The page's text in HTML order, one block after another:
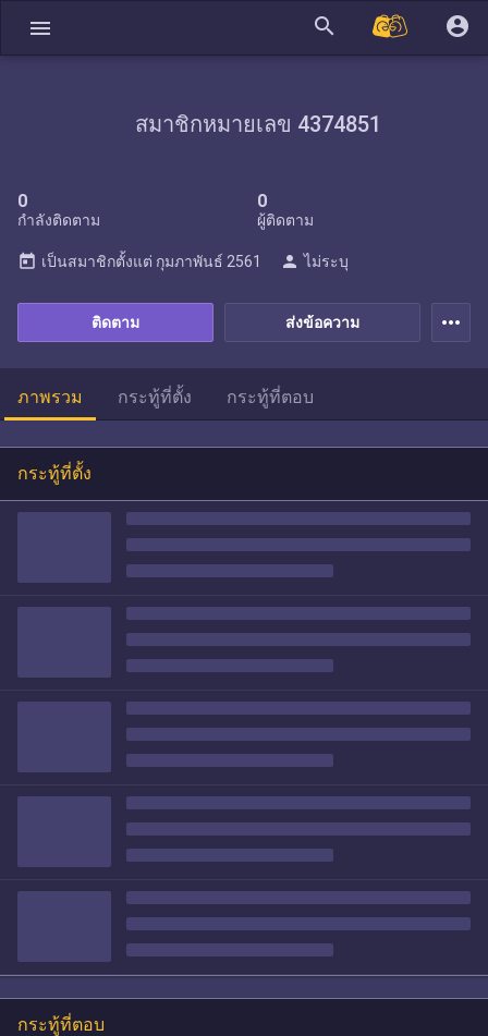
menu search account_circle
สมาชิกหมายเลข 4374851
0
กำลังติดตาม
0
ผู้ติดตาม
ส่งข้อความ
ติดตาม
today เป็นสมาชิกตั้งแต่ กุมภาพันธ์ 2561 person ไม่ระบุ
more_horiz
ภาพรวม กระทู้ที่ตั้ง กระทู้ที่ตอบ
กระทู้ที่ตั้ง
กระทู้ที่ตอบ